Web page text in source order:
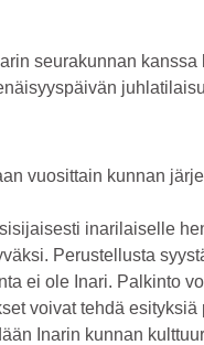
seurakunnan
vuosittain kunnan
inarilaiselle
Perustellusta
ei ole Inari. Palkinto
voivat tehdä
Inarin kunnan